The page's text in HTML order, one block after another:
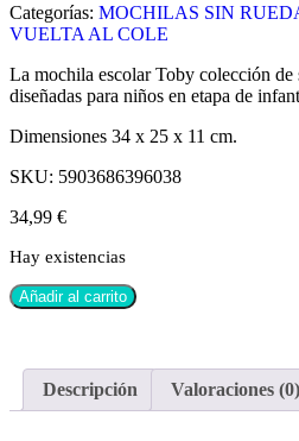
Categorías: MOCHILAS SIN
VUELTA AL COLE
La mochila escolar Toby colección
diseñadas para niños en etapa de
Dimensiones 34 x 25 x 11 cm.
SKU: 5903686396038
34,99 €
Hay existencias
Añadir al carrito
Descripción Valoraciones (0)